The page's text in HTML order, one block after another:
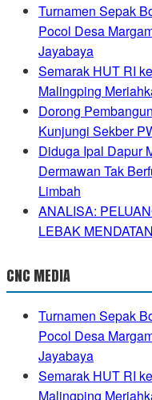
Turnamen Sepak
Pocol Desa
Jayabaya
Semarak HUT RI
Malingping
Dorong
Kunjungi Sekber
Diduga Ipal Dapur
Dermawan Tak
Limbah
ANALISA:
LEBAK
CNC MEDIA
Turnamen Sepak
Pocol Desa
Jayabaya
Semarak HUT RI
Malingping